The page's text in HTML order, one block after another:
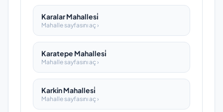
Karalar Mahallesi̇
Mahalle sayfasını aç ›
Karatepe Mahallesi̇
Mahalle sayfasını aç ›
Karkin Mahallesi̇
Mahalle sayfasını aç ›